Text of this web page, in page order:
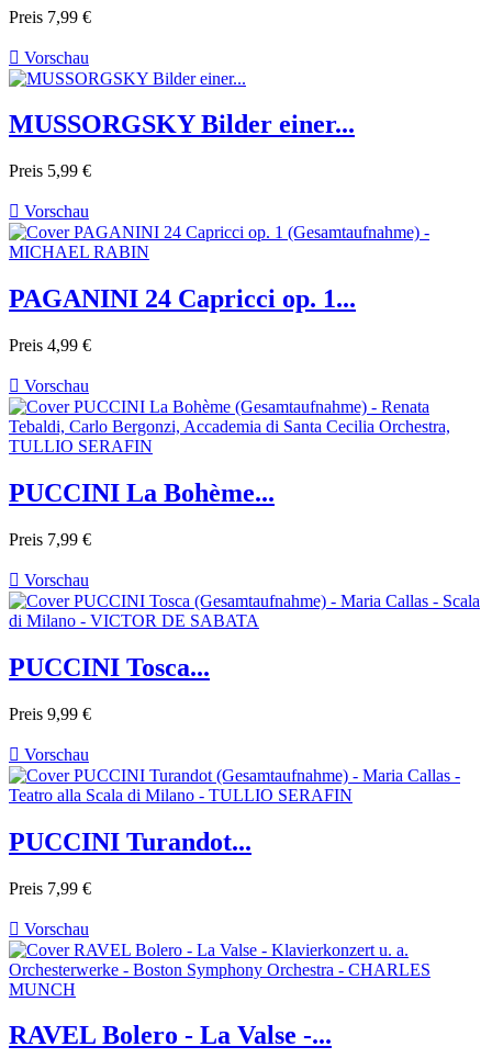
Preis 7,99 €
 Vorschau
MUSSORGSKY Bilder einer...
Preis 5,99 €
 Vorschau
PAGANINI 24 Capricci op. 1...
Preis 4,99 €
 Vorschau
PUCCINI La Bohème...
Preis 7,99 €
 Vorschau
PUCCINI Tosca...
Preis 9,99 €
 Vorschau
PUCCINI Turandot...
Preis 7,99 €
 Vorschau
RAVEL Bolero - La Valse -...